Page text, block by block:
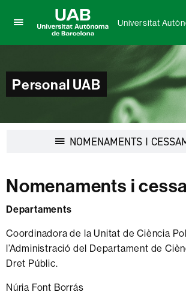
per
el
menú
de
Barcelona
Barcelona
Universitat
Personal UAB
NOMENAMENTS I
Nomenaments i
Departaments
Coordinadora de la Unitat de Ciència
l’Administració del Departament de
Dret Públic.
Núria Font Borrás